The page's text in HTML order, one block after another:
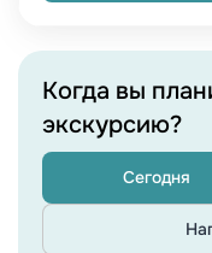
Когда вы
экскурсию?
Сегодня